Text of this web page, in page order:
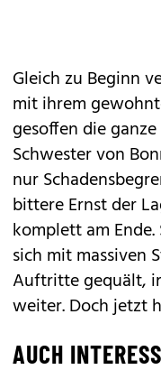
Gleich zu Beginn
mit ihrem
gesoffen die
Schwester von
nur
bittere Ernst der
komplett am
sich mit massiven
Auftritte gequält,
weiter. Doch jetzt
AUCH